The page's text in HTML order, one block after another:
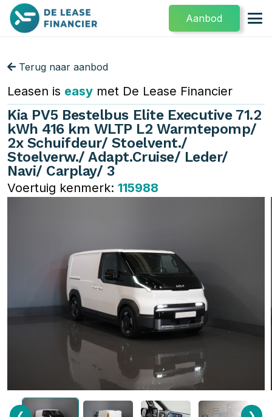
Aanbod
Terug naar aanbod
Leasen is easy met De Lease Financier
Kia PV5 Bestelbus Elite Executive 71.2
kWh 416 km WLTP L2 Warmtepomp/
2x Schuifdeur/ Stoelvent./
Stoelverw./ Adapt.Cruise/ Leder/
Navi/ Carplay/ 3
Voertuig kenmerk: 115988